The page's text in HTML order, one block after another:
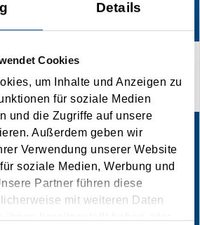
Details
Cookies
um Inhalte und Anzeigen zu
für soziale Medien
und die Zugriffe auf unsere
Außerdem geben wir
Verwendung unserer Website
soziale Medien, Werbung und
Partner führen diese
mit weiteren Daten
ihnen bereitgestellt haben oder